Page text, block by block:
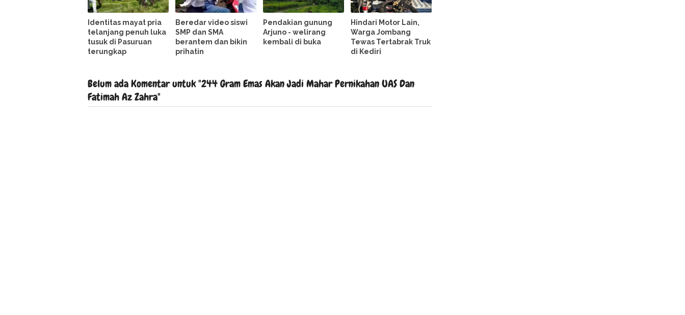
Identitas mayat pria
telanjang penuh luka
tusuk di Pasuruan
terungkap
Beredar video siswi
SMP dan SMA
berantem dan bikin
prihatin
Pendakian gunung
Arjuno - welirang
kembali di buka
Hindari Motor Lain,
Warga Jombang
Tewas Tertabrak Truk
di Kediri
Belum ada Komentar untuk "244 Gram Emas Akan Jadi Mahar Pernikahan UAS Dan
Fatimah Az Zahra"